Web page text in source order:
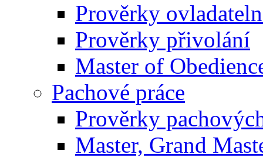
Prověrky
Prověrky přivolání
Master of
Pachové práce
Prověrky
Master, Grand